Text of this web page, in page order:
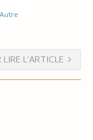
Autre
LIRE L'ARTICLE